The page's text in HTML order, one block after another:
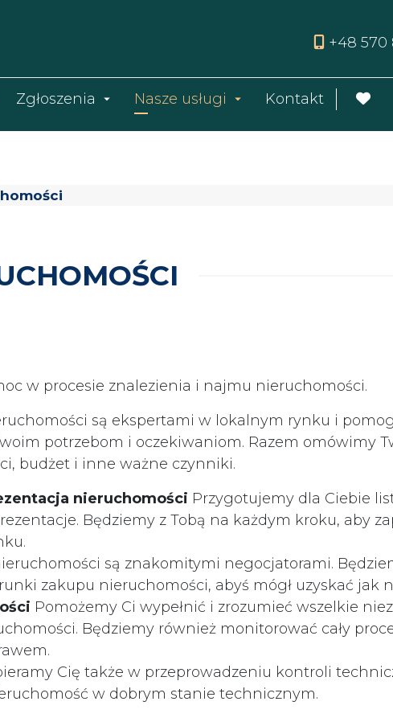
+48 570
Zgłoszenia Nasze usługi Kontakt
w procesie znalezienia i najmu nieruchomości.
są ekspertami w lokalnym rynku i
potrzebom i oczekiwaniom. Razem omówimy
budżet i inne ważne czynniki.
nieruchomości Przygotujemy dla Ciebie
Będziemy z Tobą na każdym kroku, aby
są znakomitymi negocjatorami.
zakupu nieruchomości, abyś mógł uzyskać jak
Pomożemy Ci wypełnić i zrozumieć wszelkie
Będziemy również monitorować cały
Cię także w przeprowadzeniu kontroli
w dobrym stanie technicznym.